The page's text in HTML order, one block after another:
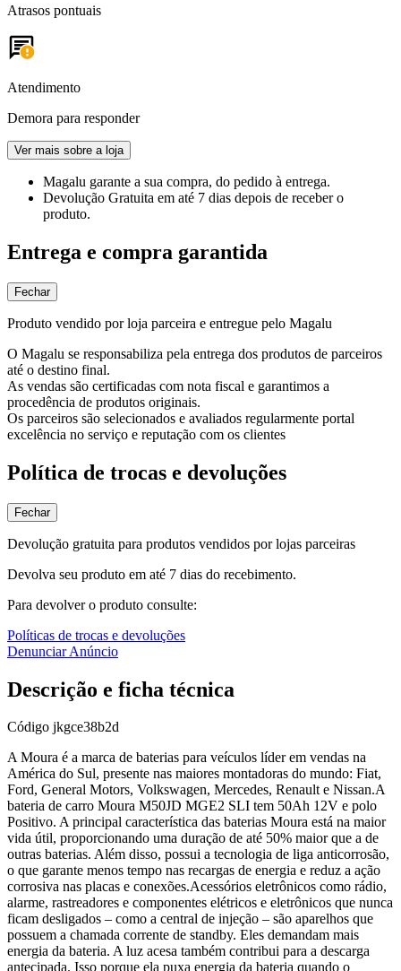
Atrasos pontuais
Atendimento
Demora para responder
Ver mais sobre a loja
Magalu garante a sua compra, do pedido à entrega.
Devolução Gratuita em até 7 dias depois de receber o
produto.
Entrega e compra garantida
Fechar
Produto vendido por loja parceira e entregue pelo Magalu
O Magalu se responsabiliza pela entrega dos produtos de parceiros
até o destino final.
As vendas são certificadas com nota fiscal e garantimos a
procedência de produtos originais.
Os parceiros são selecionados e avaliados regularmente portal
excelência no serviço e reputação com os clientes
Política de trocas e devoluções
Fechar
Devolução gratuita para produtos vendidos por lojas parceiras
Devolva seu produto em até 7 dias do recebimento.
Para devolver o produto consulte:
Políticas de trocas e devoluções
Denunciar Anúncio
Descrição e ficha técnica
Código jkgce38b2d
A Moura é a marca de baterias para veículos líder em vendas na
América do Sul, presente nas maiores montadoras do mundo: Fiat,
Ford, General Motors, Volkswagen, Mercedes, Renault e Nissan.A
bateria de carro Moura M50JD MGE2 SLI tem 50Ah 12V e polo
Positivo. A principal característica das baterias Moura está na maior
vida útil, proporcionando uma duração de até 50% maior que a de
outras baterias. Além disso, possui a tecnologia de liga anticorrosão,
o que garante menos tempo nas recargas de energia e reduz a ação
corrosiva nas placas e conexões.Acessórios eletrônicos como rádio,
alarme, rastreadores e componentes elétricos e eletrônicos que nunca
ficam desligados – como a central de injeção – são aparelhos que
possuem a chamada corrente de standby. Eles demandam mais
energia da bateria. A luz acesa também contribui para a descarga
antecipada. Isso porque ela puxa energia da bateria quando o